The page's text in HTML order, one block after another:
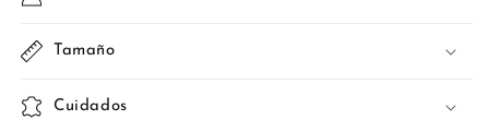
Tamaño
Cuidados